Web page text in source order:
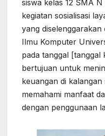
siswa kelas 12 SMA
kegiatan sosialisasi
yang
Ilmu Komputer
pada tanggal [tanggal
bertujuan untuk
keuangan di
memahami manfaat
dengan penggunaan